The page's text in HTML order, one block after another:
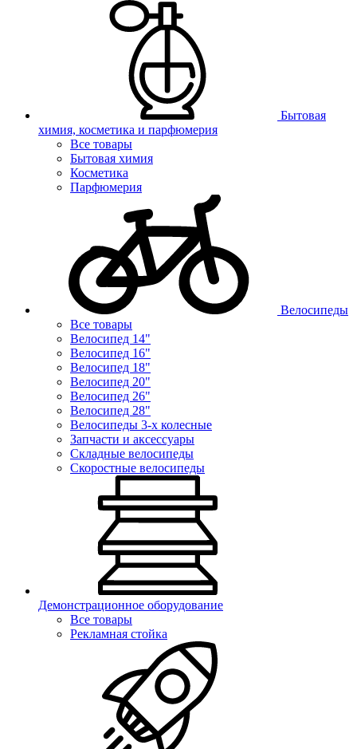
Бытовая
химия, косметика и парфюмерия
Все товары
Бытовая химия
Косметика
Парфюмерия
Велосипеды
Все товары
Велосипед 14"
Велосипед 16"
Велосипед 18"
Велосипед 20"
Велосипед 26"
Велосипед 28"
Велосипеды 3-х колесные
Запчасти и аксессуары
Складные велосипеды
Скоростные велосипеды
Демонстрационное оборудование
Все товары
Рекламная стойка